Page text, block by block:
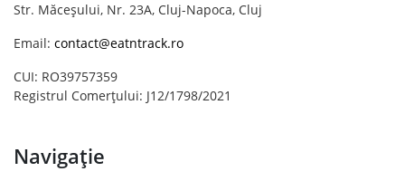
Str. Măceșului, Nr. 23A, Cluj-Napoca, Cluj
Email: contact@eatntrack.ro
CUI: RO39757359
Registrul Comerțului: J12/1798/2021
Navigație